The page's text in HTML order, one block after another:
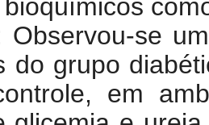
Observou-se
do grupo
em